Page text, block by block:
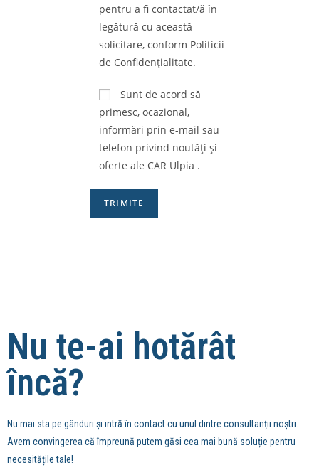
pentru a fi contactat/ă în
legătură cu această
solicitare, conform Politicii
de Confidențialitate.
Sunt de acord să
primesc, ocazional,
informări prin e-mail sau
telefon privind noutăți și
oferte ale CAR Ulpia .
Nu te-ai hotărât
încă?
Nu mai sta pe gânduri și intră în contact cu unul dintre consultanții noștri.
Avem convingerea că împreună putem găsi cea mai bună soluție pentru
necesitățile tale!